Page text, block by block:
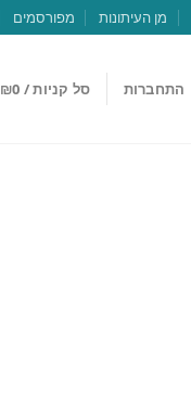
מן העיתונות מפורסמים
התחברות סל קניות / ₪0